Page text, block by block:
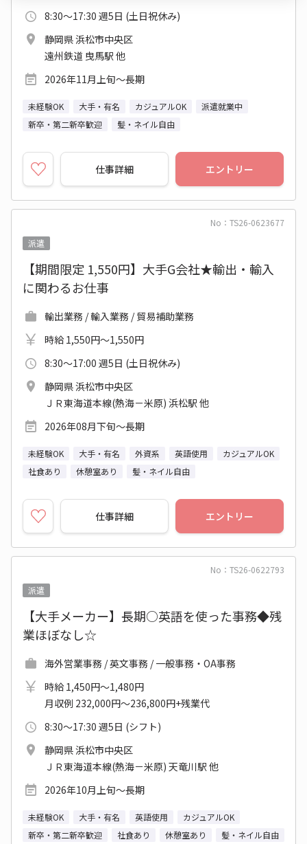
8:30～17:30 週5日 (土日祝休み)
静岡県 浜松市中央区
遠州鉄道 曳馬駅 他
2026年11月上旬～長期
未経験OK 大手・有名 カジュアルOK
派遣就業中
新卒・第二新卒歓迎
髪・ネイル自由
仕事詳細 エントリー
No：TS26-0623677
派遣
【期間限定 1,550円】大手G会社★輸出・輸入
に関わるお仕事
輸出業務 / 輸入業務 / 貿易補助業務
時給 1,550円～1,550円
8:30～17:00 週5日 (土日祝休み)
静岡県 浜松市中央区
ＪＲ東海道本線(熱海－米原) 浜松駅 他
2026年08月下旬～長期
未経験OK 大手・有名 外資系 英語使用
カジュアルOK
社食あり
休憩室あり 髪・ネイル自由
仕事詳細 エントリー
No：TS26-0622793
派遣
【大手メーカー】長期○英語を使った事務◆残
業ほぼなし☆
海外営業事務 / 英文事務 / 一般事務・OA事務
時給 1,450円～1,480円
月収例 232,000円～236,800円+残業代
8:30～17:30 週5日 (シフト)
静岡県 浜松市中央区
ＪＲ東海道本線(熱海－米原) 天竜川駅 他
2026年10月上旬～長期
未経験OK 大手・有名 英語使用
カジュアルOK
新卒・第二新卒歓迎
社食あり 休憩室あり 髪・ネイル自由